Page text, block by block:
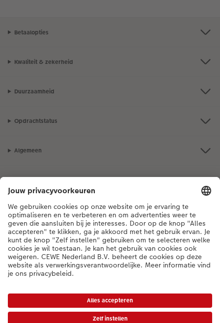
Betaalopties
Kwaliteit & zekerheid
Duurzaamheid
Opdrachtstatus
Algemeen
Als je een vraag hebt over een product of bestelling, bel ons dan gerust:
03 302 08 02[ma - vr 9:00 tot 20:00 u | za 9:00 tot 17:00 u | zo 12:00 tot
16:00 u]
NL|FR
verwerkings- en verzendkosten.
|Algemene voorwaarden|Privacy|Toegankelijkheid